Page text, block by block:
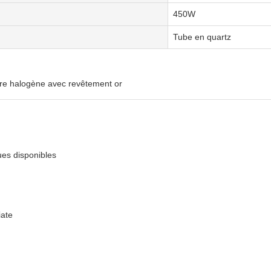
450W
Tube en quartz
halogène avec revêtement or
disponibles